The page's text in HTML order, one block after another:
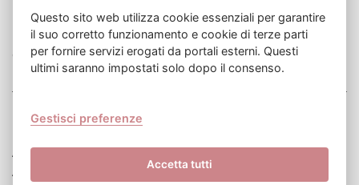
Bandi
Contatti
Privacy Policy
Accessibilità
Amministrazione trasparente
Questo sito web utilizza cookie essenziali per garantire
il suo corretto funzionamento e cookie di terze parti
per fornire servizi erogati da portali esterni. Questi
ultimi saranno impostati solo dopo il consenso.
Gestisci preferenze
Accetta tutti